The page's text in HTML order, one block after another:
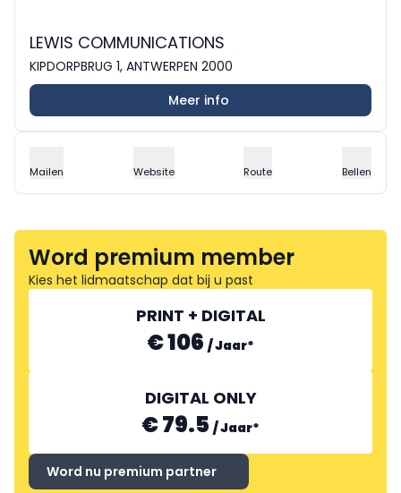
LEWIS COMMUNICATIONS
KIPDORPBRUG 1, ANTWERPEN 2000
Meer info
Mailen Website Route Bellen
Word premium member
Kies het lidmaatschap dat bij u past
PRINT + DIGITAL
€ 106 /Jaar*
DIGITAL ONLY
€ 79.5 /Jaar*
Word nu premium partner